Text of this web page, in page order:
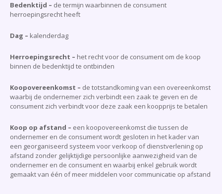
Bedenktijd – de termijn waarbinnen de consument
herroepingsrecht heeft
Dag – kalenderdag
Herroepingsrecht – het recht voor de consument om de koop
binnen de bedenktijd te ontbinden
Koopovereenkomst – de totstandkoming van een overeenkomst
waarbij de ondernemer zich verbindt een zaak te geven en de
consument zich verbindt voor deze zaak een koopprijs te betalen
Koop op afstand – een koopovereenkomst die tussen de
ondernemer en de consument wordt gesloten in het kader van
een georganiseerd systeem voor verkoop of dienstverlening op
afstand zonder gelijktijdige persoonlijke aanwezigheid van de
ondernemer en de consument en waarbij enkel gebruik wordt
gemaakt van één of meer middelen voor communicatie op afstand